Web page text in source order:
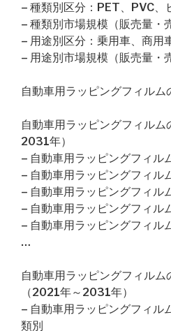
– 種類別区分：PET、PVC、
– 種類別市場規模（販売量・
– 用途別区分：乗用車、商用
– 用途別市場規模（販売量・
自動車用ラッピングフィルム
自動車用ラッピングフィル
2031年）
– 自動車用ラッピングフィル
– 自動車用ラッピングフィル
– 自動車用ラッピングフィル
– 自動車用ラッピングフィル
– 自動車用ラッピングフィル
…
自動車用ラッピングフィルム
（2021年～2031年）
– 自動車用ラッピングフィル
類別